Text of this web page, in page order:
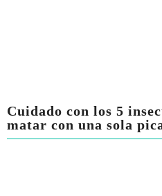
Cuidado con los 5
matar con una sola